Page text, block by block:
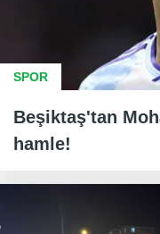
SPOR
Beşiktaş'tan
hamle!